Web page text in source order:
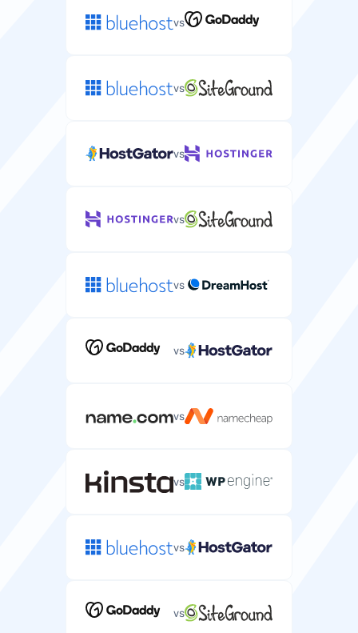
vs
vs
vs
vs
vs
vs
vs
vs
vs
vs